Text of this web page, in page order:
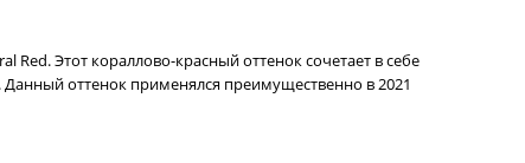
Red. Этот кораллово-красный оттенок сочетает в себе
оттенок применялся преимущественно в 2021